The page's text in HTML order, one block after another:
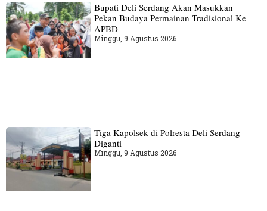
Bupati Deli Serdang Akan Masukkan
Pekan Budaya Permainan Tradisional Ke
APBD
Minggu, 9 Agustus 2026
Tiga Kapolsek di Polresta Deli Serdang
Diganti
Minggu, 9 Agustus 2026